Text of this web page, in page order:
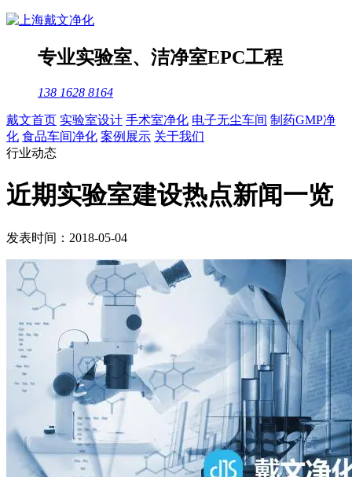
专业实验室、 洁净室EPC工程
138 1628 8164
戴文首页 实验室设计 手术室净化 电子无尘车间 制药GMP净
化 食品车间净化 案例展示 关于我们
行业动态
近期实验室建设热点新闻一览
发表时间：2018-05-04